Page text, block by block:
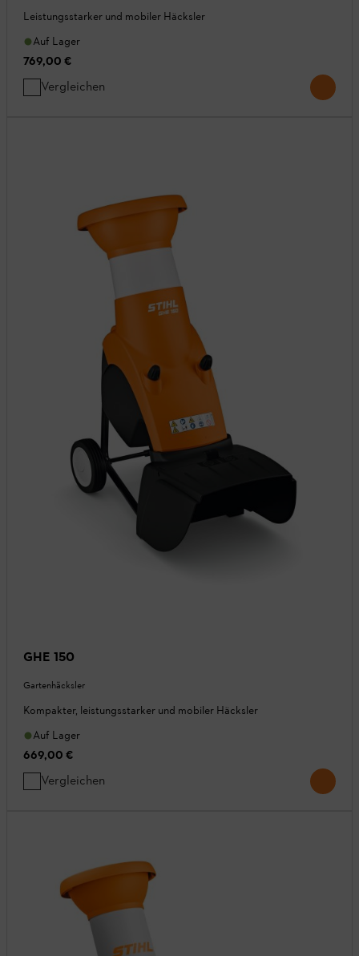
Leistungsstarker und mobiler Häcksler
Auf Lager
769,00 €
Vergleichen
GHE 150
Gartenhäcksler
Kompakter, leistungsstarker und mobiler Häcksler
Auf Lager
669,00 €
Vergleichen